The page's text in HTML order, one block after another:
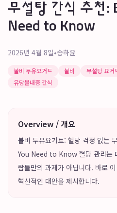
무설탕 간식 추천
Need to Know
2026년 4월 8일•송하윤
볼비 두유요거트 볼비 무설탕 요거
유당불내증 간식
Overview / 개요
볼비 두유요거트: 혈당 걱정 없는
You Need to Know 혈당 관리는
람들만의 과제가 아닙니다. 바로
혁신적인 대안을 제시합니다.